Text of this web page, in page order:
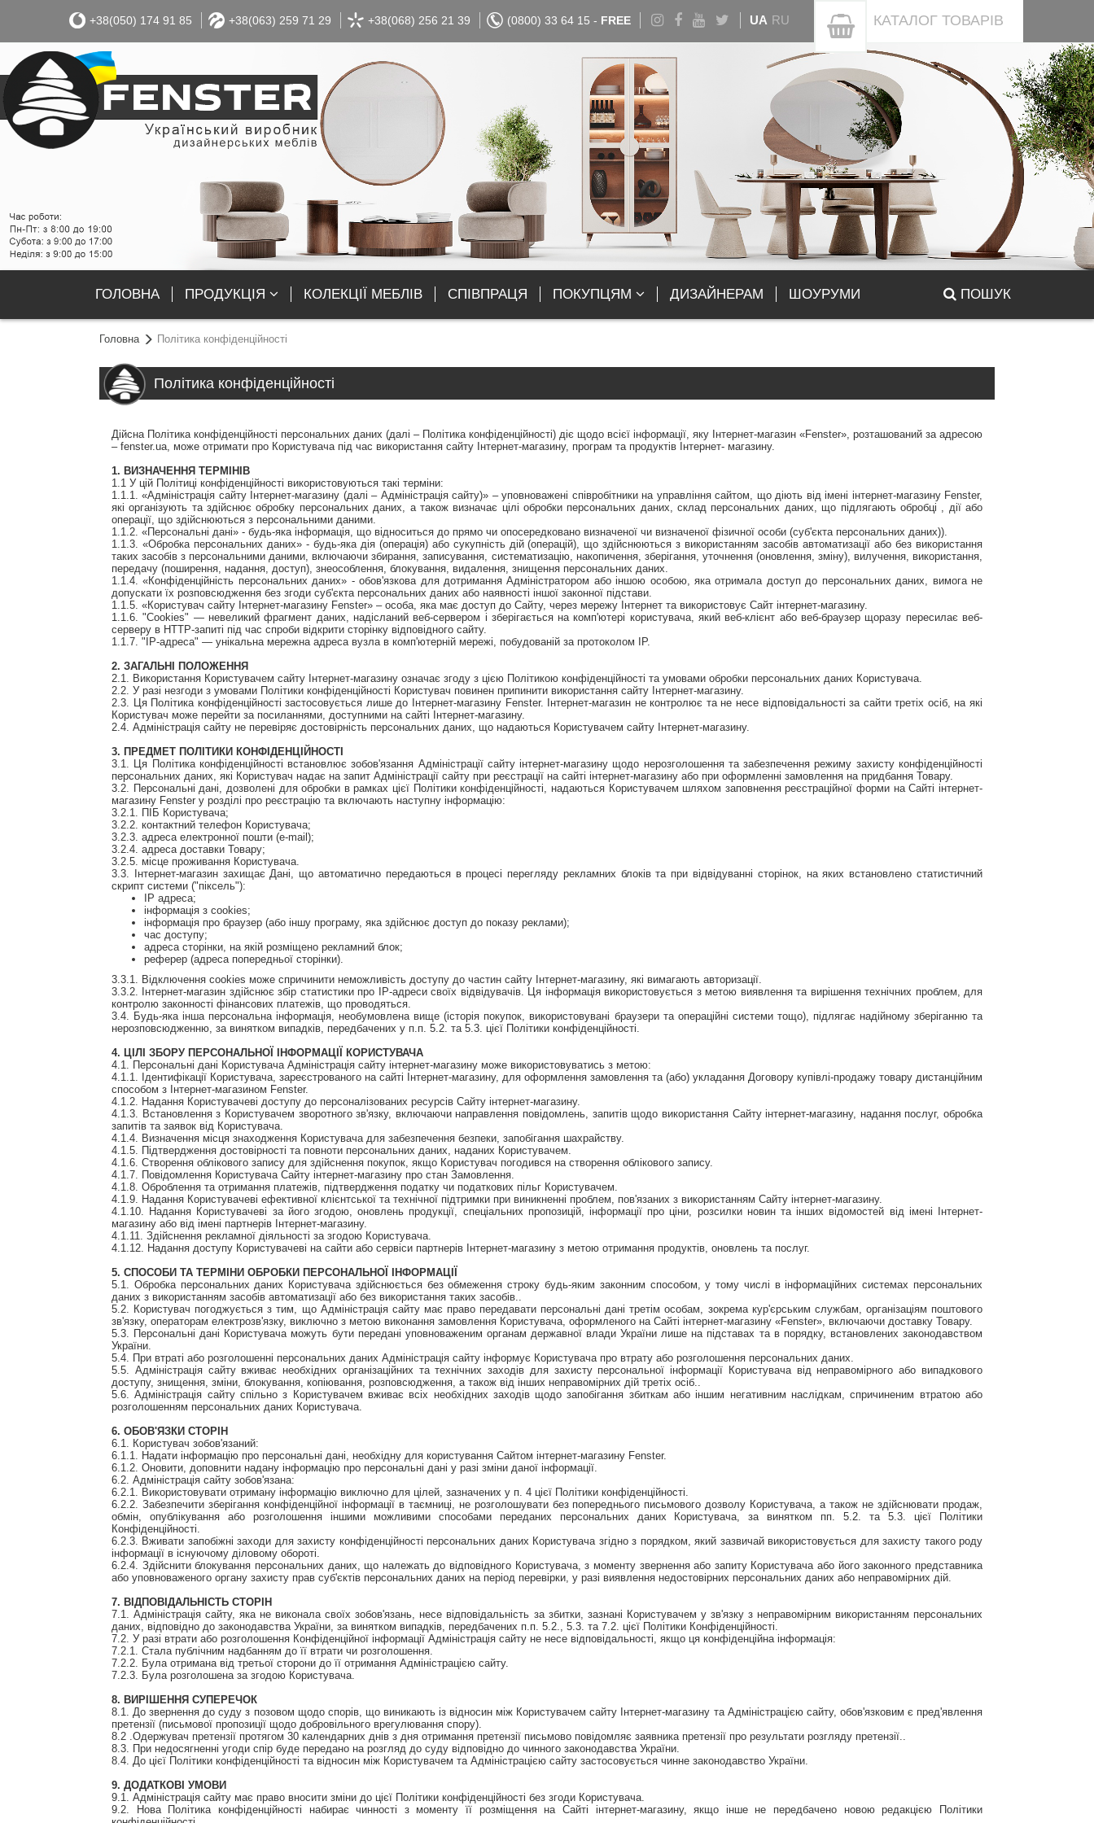
+38(050) 174 91 85 +38(063) 259 71 29 +38(068) 256 21 39 (0800) 33 64 15 - FREE UA RU КАТАЛОГ ТОВАРІВ
ГОЛОВНА ПРОДУКЦІЯ КОЛЕКЦІЇ МЕБЛІВ СПІВПРАЦЯ ПОКУПЦЯМ ДИЗАЙНЕРАМ ШОУРУМИ ПОШУК
Головна Політика конфіденційності
Політика конфіденційності
Дійсна Політика конфіденційності персональних даних (далі – Політика конфіденційності) діє щодо всієї інформації, яку Інтернет-магазин «Fenster», розташований за адресою
– fenster.ua, може отримати про Користувача під час використання сайту Інтернет-магазину, програм та продуктів Інтернет- магазину.
1. ВИЗНАЧЕННЯ ТЕРМІНІВ
1.1 У цій Політиці конфіденційності використовуються такі терміни:
1.1.1. «Адміністрація сайту Інтернет-магазину (далі – Адміністрація сайту)» – уповноважені співробітники на управління сайтом, що діють від імені інтернет-магазину Fenster,
які організують та здійснює обробку персональних даних, а також визначає цілі обробки персональних даних, склад персональних даних, що підлягають обробці , дії або
операції, що здійснюються з персональними даними.
1.1.2. «Персональні дані» - будь-яка інформація, що відноситься до прямо чи опосередковано визначеної чи визначеної фізичної особи (суб'єкта персональних даних)).
1.1.3. «Обробка персональних даних» - будь-яка дія (операція) або сукупність дій (операцій), що здійснюються з використанням засобів автоматизації або без використання
таких засобів з персональними даними, включаючи збирання, записування, систематизацію, накопичення, зберігання, уточнення (оновлення, зміну), вилучення, використання,
передачу (поширення, надання, доступ), знеособлення, блокування, видалення, знищення персональних даних.
1.1.4. «Конфіденційність персональних даних» - обов'язкова для дотримання Адміністратором або іншою особою, яка отримала доступ до персональних даних, вимога не
допускати їх розповсюдження без згоди суб'єкта персональних даних або наявності іншої законної підстави.
1.1.5. «Користувач сайту Інтернет-магазину Fenster» – особа, яка має доступ до Сайту, через мережу Інтернет та використовує Сайт інтернет-магазину.
1.1.6. "Cookies" — невеликий фрагмент даних, надісланий веб-сервером і зберігається на комп'ютері користувача, який веб-клієнт або веб-браузер щоразу пересилає веб-
серверу в HTTP-запиті під час спроби відкрити сторінку відповідного сайту.
1.1.7. "IP-адреса" — унікальна мережна адреса вузла в комп'ютерній мережі, побудованій за протоколом IP.
2. ЗАГАЛЬНІ ПОЛОЖЕННЯ
2.1. Використання Користувачем сайту Інтернет-магазину означає згоду з цією Політикою конфіденційності та умовами обробки персональних даних Користувача.
2.2. У разі незгоди з умовами Політики конфіденційності Користувач повинен припинити використання сайту Інтернет-магазину.
2.3. Ця Політика конфіденційності застосовується лише до Інтернет-магазину Fenster. Інтернет-магазин не контролює та не несе відповідальності за сайти третіх осіб, на які
Користувач може перейти за посиланнями, доступними на сайті Інтернет-магазину.
2.4. Адміністрація сайту не перевіряє достовірність персональних даних, що надаються Користувачем сайту Інтернет-магазину.
3. ПРЕДМЕТ ПОЛІТИКИ КОНФІДЕНЦІЙНОСТІ
3.1. Ця Політика конфіденційності встановлює зобов'язання Адміністрації сайту інтернет-магазину щодо нерозголошення та забезпечення режиму захисту конфіденційності
персональних даних, які Користувач надає на запит Адміністрації сайту при реєстрації на сайті інтернет-магазину або при оформленні замовлення на придбання Товару.
3.2. Персональні дані, дозволені для обробки в рамках цієї Політики конфіденційності, надаються Користувачем шляхом заповнення реєстраційної форми на Сайті інтернет-
магазину Fenster у розділі про реєстрацію та включають наступну інформацію:
3.2.1. ПІБ Користувача;
3.2.2. контактний телефон Користувача;
3.2.3. адреса електронної пошти (e-mail);
3.2.4. адреса доставки Товару;
3.2.5. місце проживання Користувача.
3.3. Інтернет-магазин захищає Дані, що автоматично передаються в процесі перегляду рекламних блоків та при відвідуванні сторінок, на яких встановлено статистичний
скрипт системи ("піксель"):
IP адреса;
інформація з cookies;
інформація про браузер (або іншу програму, яка здійснює доступ до показу реклами);
час доступу;
адреса сторінки, на якій розміщено рекламний блок;
реферер (адреса попередньої сторінки).
3.3.1. Відключення cookies може спричинити неможливість доступу до частин сайту Інтернет-магазину, які вимагають авторизації.
3.3.2. Інтернет-магазин здійснює збір статистики про IP-адреси своїх відвідувачів. Ця інформація використовується з метою виявлення та вирішення технічних проблем, для
контролю законності фінансових платежів, що проводяться.
3.4. Будь-яка інша персональна інформація, необумовлена вище (історія покупок, використовувані браузери та операційні системи тощо), підлягає надійному зберіганню та
нерозповсюдженню, за винятком випадків, передбачених у п.п. 5.2. та 5.3. цієї Політики конфіденційності.
4. ЦІЛІ ЗБОРУ ПЕРСОНАЛЬНОЇ ІНФОРМАЦІЇ КОРИСТУВАЧА
4.1. Персональні дані Користувача Адміністрація сайту інтернет-магазину може використовуватись з метою:
4.1.1. Ідентифікації Користувача, зареєстрованого на сайті Інтернет-магазину, для оформлення замовлення та (або) укладання Договору купівлі-продажу товару дистанційним
способом з Інтернет-магазином Fenster.
4.1.2. Надання Користувачеві доступу до персоналізованих ресурсів Сайту інтернет-магазину.
4.1.3. Встановлення з Користувачем зворотного зв'язку, включаючи направлення повідомлень, запитів щодо використання Сайту інтернет-магазину, надання послуг, обробка
запитів та заявок від Користувача.
4.1.4. Визначення місця знаходження Користувача для забезпечення безпеки, запобігання шахрайству.
4.1.5. Підтвердження достовірності та повноти персональних даних, наданих Користувачем.
4.1.6. Створення облікового запису для здійснення покупок, якщо Користувач погодився на створення облікового запису.
4.1.7. Повідомлення Користувача Сайту інтернет-магазину про стан Замовлення.
4.1.8. Оброблення та отримання платежів, підтвердження податку чи податкових пільг Користувачем.
4.1.9. Надання Користувачеві ефективної клієнтської та технічної підтримки при виникненні проблем, пов'язаних з використанням Сайту інтернет-магазину.
4.1.10. Надання Користувачеві за його згодою, оновлень продукції, спеціальних пропозицій, інформації про ціни, розсилки новин та інших відомостей від імені Інтернет-
магазину або від імені партнерів Інтернет-магазину.
4.1.11. Здійснення рекламної діяльності за згодою Користувача.
4.1.12. Надання доступу Користувачеві на сайти або сервіси партнерів Інтернет-магазину з метою отримання продуктів, оновлень та послуг.
5. СПОСОБИ ТА ТЕРМІНИ ОБРОБКИ ПЕРСОНАЛЬНОЇ ІНФОРМАЦІЇ
5.1. Обробка персональних даних Користувача здійснюється без обмеження строку будь-яким законним способом, у тому числі в інформаційних системах персональних
даних з використанням засобів автоматизації або без використання таких засобів..
5.2. Користувач погоджується з тим, що Адміністрація сайту має право передавати персональні дані третім особам, зокрема кур'єрським службам, організаціям поштового
зв'язку, операторам електрозв'язку, виключно з метою виконання замовлення Користувача, оформленого на Сайті інтернет-магазину «Fenster», включаючи доставку Товару.
5.3. Персональні дані Користувача можуть бути передані уповноваженим органам державної влади України лише на підставах та в порядку, встановлених законодавством
України.
5.4. При втраті або розголошенні персональних даних Адміністрація сайту інформує Користувача про втрату або розголошення персональних даних.
5.5. Адміністрація сайту вживає необхідних організаційних та технічних заходів для захисту персональної інформації Користувача від неправомірного або випадкового
доступу, знищення, зміни, блокування, копіювання, розповсюдження, а також від інших неправомірних дій третіх осіб..
5.6. Адміністрація сайту спільно з Користувачем вживає всіх необхідних заходів щодо запобігання збиткам або іншим негативним наслідкам, спричиненим втратою або
розголошенням персональних даних Користувача.
6. ОБОВ'ЯЗКИ СТОРІН
6.1. Користувач зобов'язаний:
6.1.1. Надати інформацію про персональні дані, необхідну для користування Сайтом інтернет-магазину Fenster.
6.1.2. Оновити, доповнити надану інформацію про персональні дані у разі зміни даної інформації.
6.2. Адміністрація сайту зобов'язана:
6.2.1. Використовувати отриману інформацію виключно для цілей, зазначених у п. 4 цієї Політики конфіденційності.
6.2.2. Забезпечити зберігання конфіденційної інформації в таємниці, не розголошувати без попереднього письмового дозволу Користувача, а також не здійснювати продаж,
обмін, опублікування або розголошення іншими можливими способами переданих персональних даних Користувача, за винятком пп. 5.2. та 5.3. цієї Політики
Конфіденційності.
6.2.3. Вживати запобіжні заходи для захисту конфіденційності персональних даних Користувача згідно з порядком, який зазвичай використовується для захисту такого роду
інформації в існуючому діловому обороті.
6.2.4. Здійснити блокування персональних даних, що належать до відповідного Користувача, з моменту звернення або запиту Користувача або його законного представника
або уповноваженого органу захисту прав суб'єктів персональних даних на період перевірки, у разі виявлення недостовірних персональних даних або неправомірних дій.
7. ВІДПОВІДАЛЬНІСТЬ СТОРІН
7.1. Адміністрація сайту, яка не виконала своїх зобов'язань, несе відповідальність за збитки, зазнані Користувачем у зв'язку з неправомірним використанням персональних
даних, відповідно до законодавства України, за винятком випадків, передбачених п.п. 5.2., 5.3. та 7.2. цієї Політики Конфіденційності.
7.2. У разі втрати або розголошення Конфіденційної інформації Адміністрація сайту не несе відповідальності, якщо ця конфіденційна інформація:
7.2.1. Стала публічним надбанням до її втрати чи розголошення.
7.2.2. Була отримана від третьої сторони до її отримання Адміністрацією сайту.
7.2.3. Була розголошена за згодою Користувача.
8. ВИРІШЕННЯ СУПЕРЕЧОК
8.1. До звернення до суду з позовом щодо спорів, що виникають із відносин між Користувачем сайту Інтернет-магазину та Адміністрацією сайту, обов'язковим є пред'явлення
претензії (письмової пропозиції щодо добровільного врегулювання спору).
8.2 .Одержувач претензії протягом 30 календарних днів з дня отримання претензії письмово повідомляє заявника претензії про результати розгляду претензії..
8.3. При недосягненні угоди спір буде передано на розгляд до суду відповідно до чинного законодавства України.
8.4. До цієї Політики конфіденційності та відносин між Користувачем та Адміністрацією сайту застосовується чинне законодавство України.
9. ДОДАТКОВІ УМОВИ
9.1. Адміністрація сайту має право вносити зміни до цієї Політики конфіденційності без згоди Користувача.
9.2. Нова Політика конфіденційності набирає чинності з моменту її розміщення на Сайті інтернет-магазину, якщо інше не передбачено новою редакцією Політики